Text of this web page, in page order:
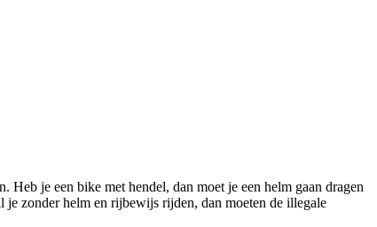
je een bike met hendel, dan moet je een helm gaan dragen
zonder helm en rijbewijs rijden, dan moeten de illegale